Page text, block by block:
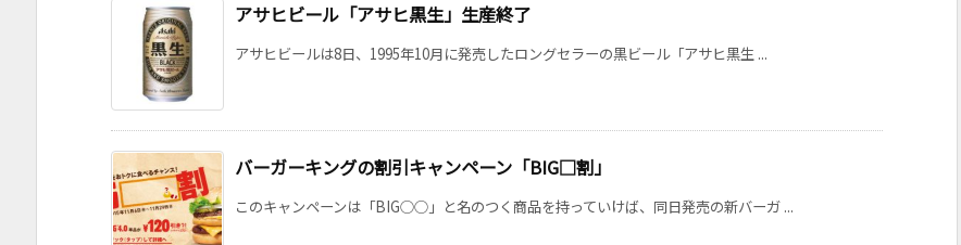
アサヒビール「アサヒ黒生」生産終了
アサヒビールは8日、1995年10月に発売したロングセラーの黒ビール「アサヒ黒生 ...
バーガーキングの割引キャンペーン「BIG□割」
このキャンペーンは「BIG○○」と名のつく商品を持っていけば、同日発売の新バーガ ...